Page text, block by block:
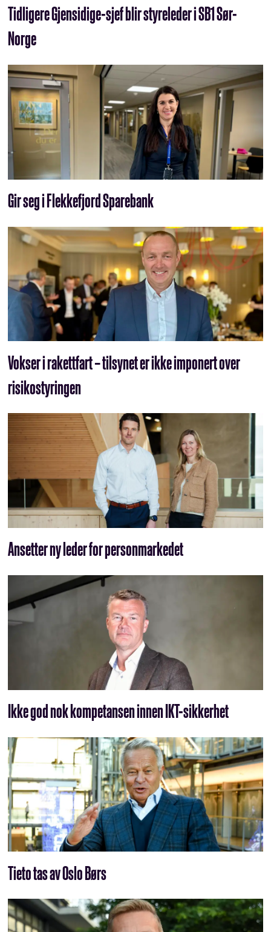
Tidligere Gjensidige-sjef blir styreleder i SB1 Sør-
Norge
Gir seg i Flekkefjord Sparebank
Vokser i rakettfart – tilsynet er ikke imponert over
risikostyringen
Ansetter ny leder for personmarkedet
Ikke god nok kompetansen innen IKT-sikkerhet
Tieto tas av Oslo Børs